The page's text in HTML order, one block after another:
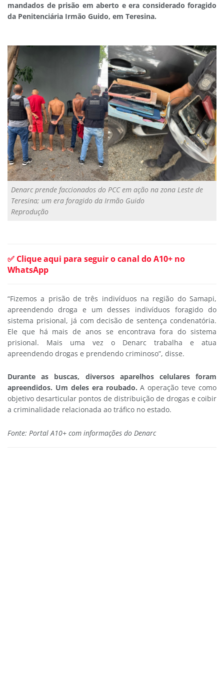
mandados de prisão em aberto e era considerado foragido
da Penitenciária Irmão Guido, em Teresina.
Denarc prende faccionados do PCC em ação na zona Leste de
Teresina; um era foragido da Irmão Guido
Reprodução
✅ Clique aqui para seguir o canal do A10+ no
WhatsApp
“Fizemos a prisão de três indivíduos na região do Samapi,
apreendendo droga e um desses indivíduos foragido do
sistema prisional, já com decisão de sentença condenatória.
Ele que há mais de anos se encontrava fora do sistema
prisional. Mais uma vez o Denarc trabalha e atua
apreendendo drogas e prendendo criminoso”, disse.
Durante as buscas, diversos aparelhos celulares foram
apreendidos. Um deles era roubado.A operação teve como
objetivo desarticular pontos de distribuição de drogas e coibir
a criminalidade relacionada ao tráfico no estado.
Fonte: Portal A10+ com informações do Denarc